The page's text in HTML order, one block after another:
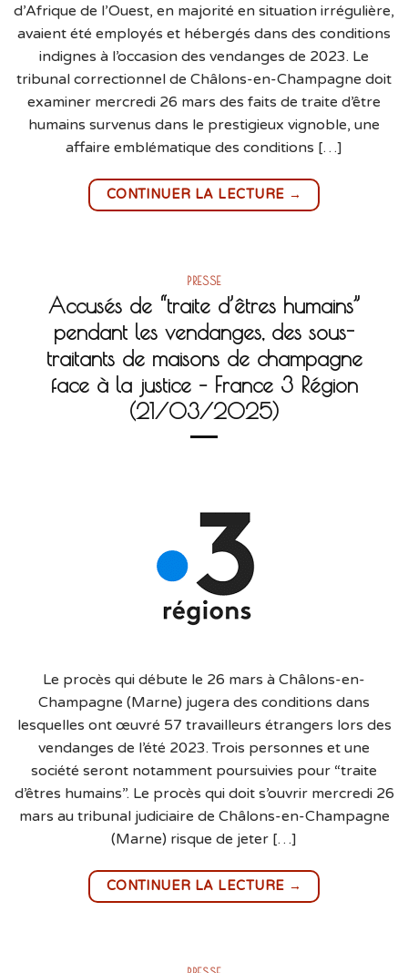
d’Afrique de l’Ouest, en majorité en situation irrégulière,
avaient été employés et hébergés dans des conditions
indignes à l’occasion des vendanges de 2023. Le
tribunal correctionnel de Châlons-en-Champagne doit
examiner mercredi 26 mars des faits de traite d’être
humains survenus dans le prestigieux vignoble, une
affaire emblématique des conditions […]
CONTINUER LA LECTURE →
PRESSE
Accusés de “traite d’êtres humains”
pendant les vendanges, des sous-
traitants de maisons de champagne
face à la justice – France 3 Région
(21/03/2025)
Le procès qui débute le 26 mars à Châlons-en-
Champagne (Marne) jugera des conditions dans
lesquelles ont œuvré 57 travailleurs étrangers lors des
vendanges de l’été 2023. Trois personnes et une
société seront notamment poursuivies pour “traite
d’êtres humains”. Le procès qui doit s’ouvrir mercredi 26
mars au tribunal judiciaire de Châlons-en-Champagne
(Marne) risque de jeter […]
CONTINUER LA LECTURE →